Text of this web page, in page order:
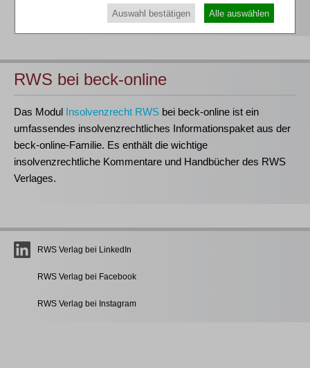
RWS bei beck-online
Das Modul Insolvenzrecht RWS bei beck-online ist ein
umfassendes insolvenzrechtliches Informationspaket aus der
beck-online-Familie. Es enthält die wichtige
insolvenzrechtliche Kommentare und Handbücher des RWS
Verlages.
RWS Verlag bei LinkedIn
RWS Verlag bei Facebook
RWS Verlag bei Instagram
Auswahl bestätigen Alle auswählen